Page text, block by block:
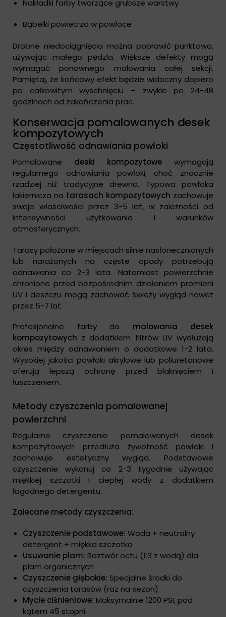
Nakładki farby tworzące grubsze warstwy
Bąbelki powietrza w powłoce
Drobne niedociągnięcia można poprawić punktowo,
używając małego pędzla. Większe defekty mogą
wymagać ponownego malowania całej sekcji.
Pamiętaj, że końcowy efekt będzie widoczny dopiero
po całkowitym wyschnięciu – zwykle po 24-48
godzinach od zakończenia prac.
Konserwacja pomalowanych desek
kompozytowych
Częstotliwość odnawiania powłoki
Pomalowane deski kompozytowe wymagają
regularnego odnawiania powłoki, choć znacznie
rzadziej niż tradycyjne drewno. Typowa powłoka
lakiernicza na tarasach kompozytowych zachowuje
swoje właściwości przez 3-5 lat, w zależności od
intensywności użytkowania i warunków
atmosferycznych.
Tarasy położone w miejscach silnie nasłonecznionych
lub narażonych na częste opady potrzebują
odnawiania co 2-3 lata. Natomiast powierzchnie
chronione przed bezpośrednim działaniem promieni
UV i deszczu mogą zachować świeży wygląd nawet
przez 5-7 lat.
Profesjonalne farby do malowania desek
kompozytowych z dodatkiem filtrów UV wydłużają
okres między odnawianiem o dodatkowe 1-2 lata.
Wysokiej jakości powłoki akrylowe lub poliuretanowe
oferują lepszą ochronę przed blaknięciem i
łuszczeniem.
Metody czyszczenia pomalowanej
powierzchni
Regularne czyszczenie pomalowanych desek
kompozytowych przedłuża żywotność powłoki i
zachowuje estetyczny wygląd. Podstawowe
czyszczenie wykonuj co 2-3 tygodnie używając
miękkiej szczotki i ciepłej wody z dodatkiem
łagodnego detergentu.
Zalecane metody czyszczenia:
Czyszczenie podstawowe: Woda + neutralny
detergent + miękka szczotka
Usuwanie plam: Roztwór octu (1:3 z wodą) dla
plam organicznych
Czyszczenie głębokie: Specjalne środki do
czyszczenia tarasów (raz na sezon)
Mycie ciśnieniowe: Maksymalnie 1200 PSI, pod
kątem 45 stopni